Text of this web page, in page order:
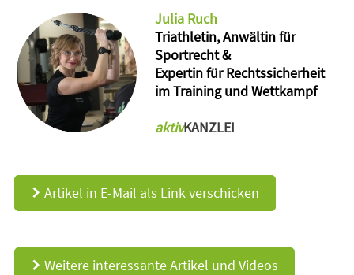
Julia Ruch
Triathletin, Anwältin für
Sportrecht &
Expertin für Rechtssicherheit
im Training und Wettkampf
aktivKANZLEI
d Artikel in E-Mail als Link verschicken
d Weitere interessante Artikel und Videos